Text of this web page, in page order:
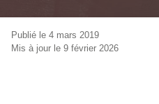
Publié le 4 mars 2019
Mis à jour le 9 février 2026